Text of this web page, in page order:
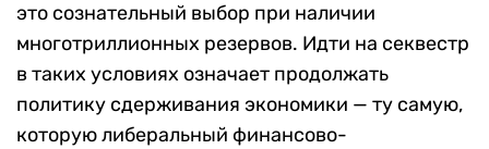
это сознательный выбор при наличии
многотриллионных резервов. Идти на секвестр
в таких условиях означает продолжать
политику сдерживания экономики — ту самую,
которую либеральный финансово-